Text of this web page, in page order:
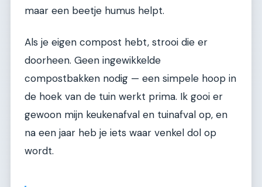
maar een beetje humus helpt.
Als je eigen compost hebt, strooi die er
doorheen. Geen ingewikkelde
compostbakken nodig — een simpele hoop in
de hoek van de tuin werkt prima. Ik gooi er
gewoon mijn keukenafval en tuinafval op, en
na een jaar heb je iets waar venkel dol op
wordt.